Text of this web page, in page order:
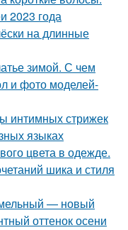
2023 года
на длинные
зимой. С чем
и фото моделей-
интимных стрижек
языках
цвета в одежде.
шика и стиля
— новый
оттенок осени